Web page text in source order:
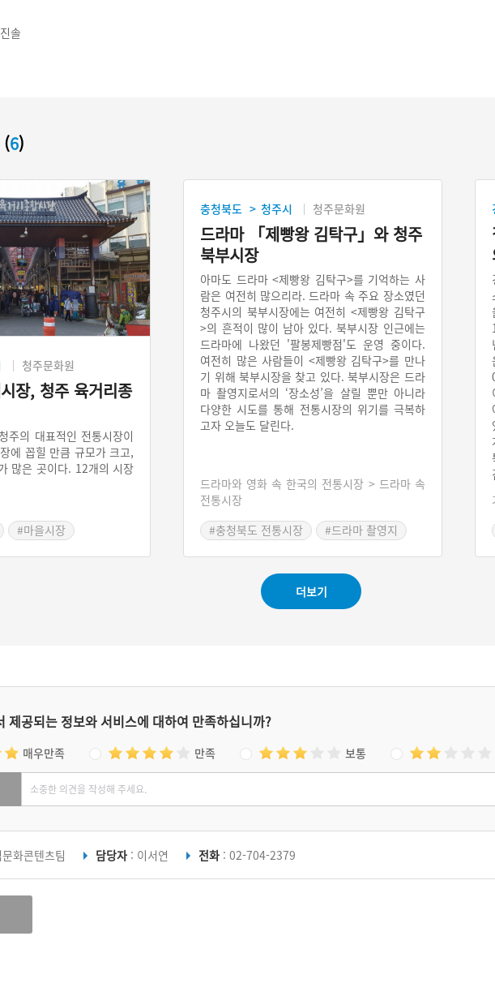
솔
(6)
청주문화원
장, 청주 육거리종
주의 대표적인 전통시장이
에 꼽힐 만큼 규모가 크고,
많은 곳이다. 12개의 시장
. 육거리종합시장의 심볼
깔에 따라 물건의 종류를
#마을시장
충청북도 > 청주시 청주문화원
드라마 「제빵왕 김탁구」와 청주
북부시장
아마도 드라마 <제빵왕 김탁구>를 기억하는 사
람은 여전히 많으리라. 드라마 속 주요 장소였던
청주시의 북부시장에는 여전히 <제빵왕 김탁구
>의 흔적이 많이 남아 있다. 북부시장 인근에는
드라마에 나왔던 '팔봉제빵점'도 운영 중이다.
여전히 많은 사람들이 <제빵왕 김탁구>를 만나
기 위해 북부시장을 찾고 있다. 북부시장은 드라
마 촬영지로서의 ‘장소성’을 살릴 뿐만 아니라
다양한 시도를 통해 전통시장의 위기를 극복하
고자 오늘도 달린다.
드라마와 영화 속 한국의 전통시장 > 드라마 속
전통시장
#충청북도 전통시장
#드라마 촬영지
더보기
제공되는 정보와 서비스에 대하여 만족하십니까?
매우만족 만족 보통
화콘텐츠팀 담당자 : 이서연 전화 : 02-704-2379